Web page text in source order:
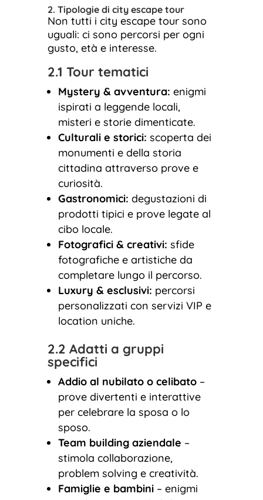
2. Tipologie di city escape tour
Non tutti i city escape tour sono
uguali: ci sono percorsi per ogni
gusto, età e interesse.
2.1 Tour tematici
Mystery & avventura: enigmi
ispirati a leggende locali,
misteri e storie dimenticate.
Culturali e storici: scoperta dei
monumenti e della storia
cittadina attraverso prove e
curiosità.
Gastronomici: degustazioni di
prodotti tipici e prove legate al
cibo locale.
Fotografici & creativi: sfide
fotografiche e artistiche da
completare lungo il percorso.
Luxury & esclusivi: percorsi
personalizzati con servizi VIP e
location uniche.
2.2 Adatti a gruppi
specifici
Addio al nubilato o celibato–
prove divertenti e interattive
per celebrare la sposa o lo
sposo.
Team building aziendale –
stimola collaborazione,
problem solving e creatività.
Famiglie e bambini– enigmi